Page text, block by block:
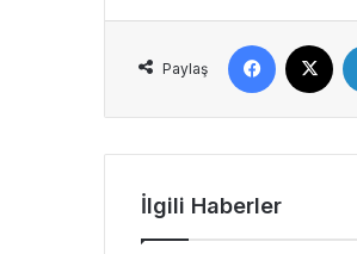
Paylaş
Facebook
İlgili Haberler